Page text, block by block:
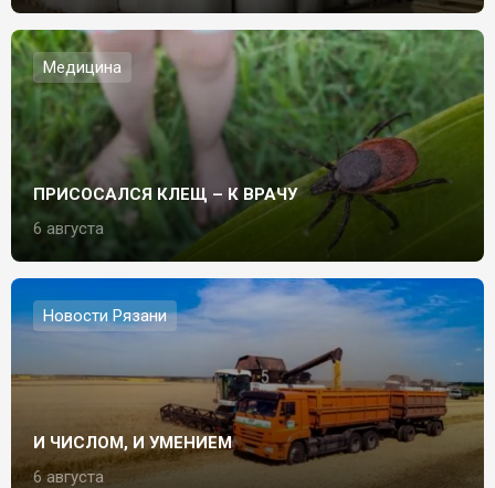
Медицина
ПРИСОСАЛСЯ КЛЕЩ – К ВРАЧУ
6 августа
Новости Рязани
И ЧИСЛОМ, И УМЕНИЕМ
6 августа